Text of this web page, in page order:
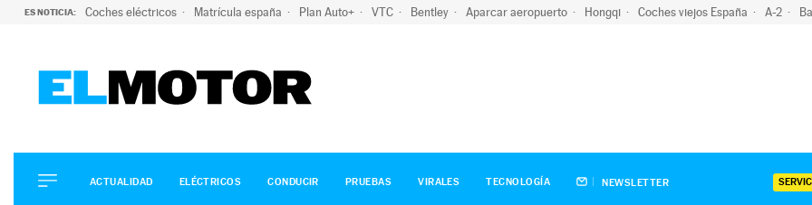
ES NOTICIA: Coches eléctricos Matrícula españa Plan Auto+ VTC Bentley Aparcar aeropuerto Hongqi Coches viejos España A-2
ELÉCTRICOS
CONDUCIR
ACTUALIDAD ELÉCTRICOS CONDUCIR PRUEBAS VIRALES TECNOLOGÍA NEWSLETTER